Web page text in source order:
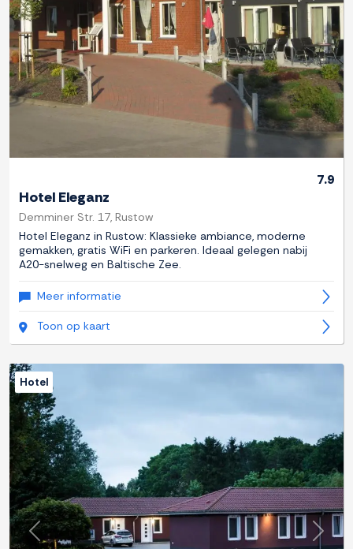
7.9
Hotel Eleganz
Demminer Str. 17, Rustow
Hotel Eleganz in Rustow: Klassieke ambiance, moderne
gemakken, gratis WiFi en parkeren. Ideaal gelegen nabij
A20-snelweg en Baltische Zee.
Meer informatie
Toon op kaart
Previous Next
Hotel